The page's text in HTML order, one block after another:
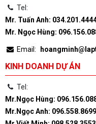
Tel:
Mr. Tuấn Anh:
Mr. Ngọc Hùng:
Email:
KINH DOANH DỰ ÁN
Tel:
Mr.Ngọc Hùng:
Mr.Ngọc Anh: 096.558.8699